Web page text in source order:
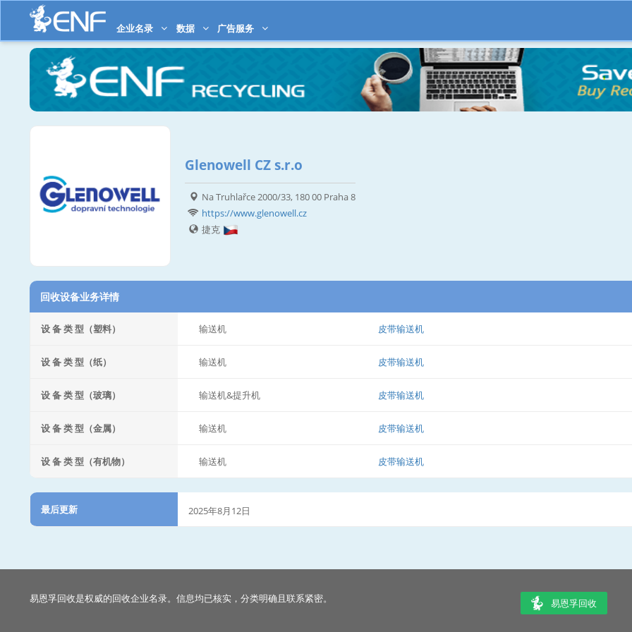
企业名录 数据 广告服务
Glenowell CZ s.r.o
Na Truhlařce 2000/33, 180 00 Praha 8
https://www.glenowell.cz
捷克
回收设备业务详情
设 备 类 型（塑料） 输送机 皮带输送机
设 备 类 型（纸） 输送机 皮带输送机
设 备 类 型（玻璃） 输送机&提升机 皮带输送机
设 备 类 型（金属） 输送机 皮带输送机
设 备 类 型（有机物） 输送机 皮带输送机
最后更新 2025年8月12日
易恩孚回收是权威的回收企业名录。信息均已核实，分类明确且联系紧密。 易恩孚回收